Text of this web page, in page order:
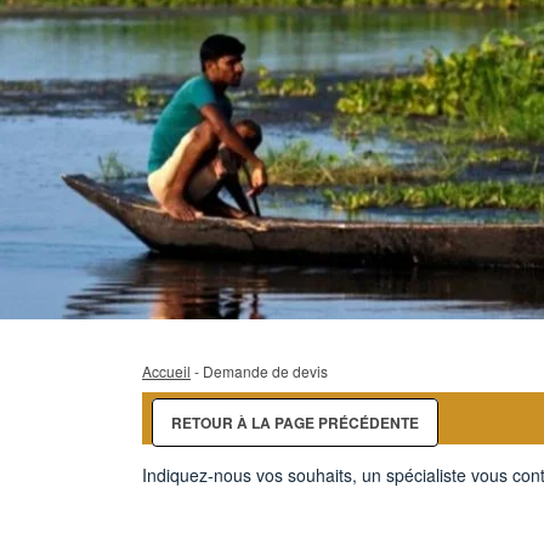
Accueil - Demande de devis
RETOUR À LA PAGE PRÉCÉDENTE
Indiquez-nous vos souhaits, un spécialiste vous